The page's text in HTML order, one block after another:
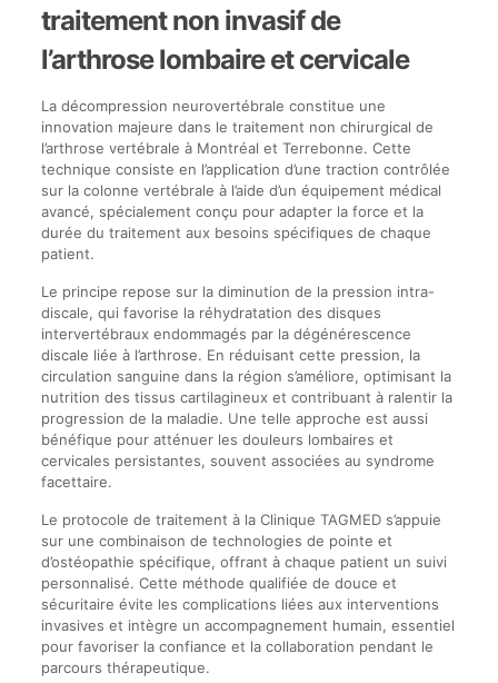
traitement non invasif de
l’arthrose lombaire et cervicale
La décompression neurovertébrale constitue une
innovation majeure dans le traitement non chirurgical de
l’arthrose vertébrale à Montréal et Terrebonne. Cette
technique consiste en l’application d’une traction contrôlée
sur la colonne vertébrale à l’aide d’un équipement médical
avancé, spécialement conçu pour adapter la force et la
durée du traitement aux besoins spécifiques de chaque
patient.
Le principe repose sur la diminution de la pression intra-
discale, qui favorise la réhydratation des disques
intervertébraux endommagés par la dégénérescence
discale liée à l’arthrose. En réduisant cette pression, la
circulation sanguine dans la région s’améliore, optimisant la
nutrition des tissus cartilagineux et contribuant à ralentir la
progression de la maladie. Une telle approche est aussi
bénéfique pour atténuer les douleurs lombaires et
cervicales persistantes, souvent associées au syndrome
facettaire.
Le protocole de traitement à la Clinique TAGMED s’appuie
sur une combinaison de technologies de pointe et
d’ostéopathie spécifique, offrant à chaque patient un suivi
personnalisé. Cette méthode qualifiée de douce et
sécuritaire évite les complications liées aux interventions
invasives et intègre un accompagnement humain, essentiel
pour favoriser la confiance et la collaboration pendant le
parcours thérapeutique.